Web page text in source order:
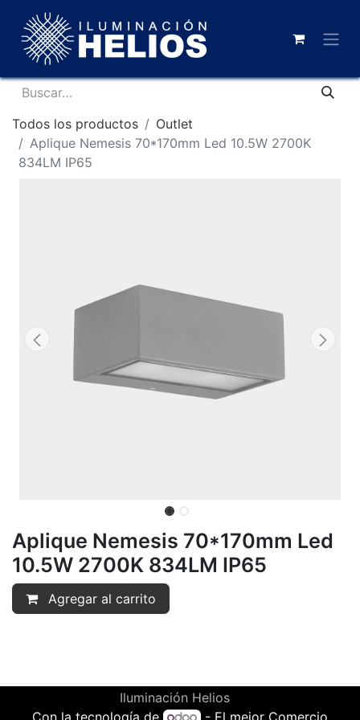
Todos los productos
Outlet
Aplique Nemesis 70*170mm Led 10.5W 2700K
834LM IP65
Aplique Nemesis 70*170mm Led
10.5W 2700K 834LM IP65
Agregar al carrito
Iluminación Helios
Con la tecnología de
- El mejor Comercio